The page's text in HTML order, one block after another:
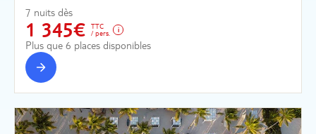
7 nuits dès
1 345€
TTC
/ pers.
Plus que 6 places disponibles